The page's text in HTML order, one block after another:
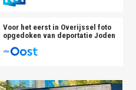
Voor het eerst in Overijssel foto
opgedoken van deportatie Joden